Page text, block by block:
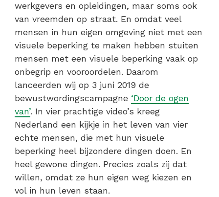
werkgevers en opleidingen, maar soms ook
van vreemden op straat. En omdat veel
mensen in hun eigen omgeving niet met een
visuele beperking te maken hebben stuiten
mensen met een visuele beperking vaak op
onbegrip en vooroordelen. Daarom
lanceerden wij op 3 juni 2019 de
bewustwordingscampagne ‘Door de ogen
van’. In vier prachtige video’s kreeg
Nederland een kijkje in het leven van vier
echte mensen, die met hun visuele
beperking heel bijzondere dingen doen. En
heel gewone dingen. Precies zoals zij dat
willen, omdat ze hun eigen weg kiezen en
vol in hun leven staan.